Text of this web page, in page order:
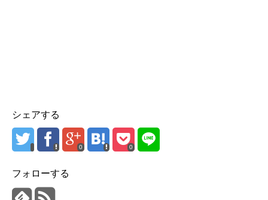
シェアする
0 0
フォローする